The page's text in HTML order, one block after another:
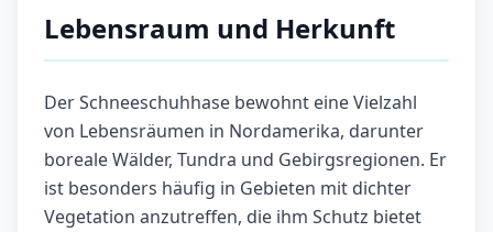
Lebensraum und Herkunft
Der Schneeschuhhase bewohnt eine Vielzahl
von Lebensräumen in Nordamerika, darunter
boreale Wälder, Tundra und Gebirgsregionen. Er
ist besonders häufig in Gebieten mit dichter
Vegetation anzutreffen, die ihm Schutz bietet